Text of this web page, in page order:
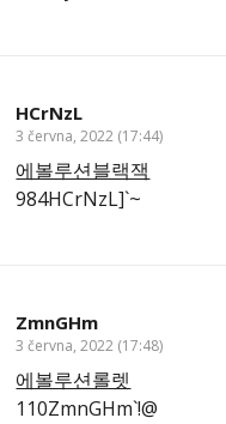
HCrNzL
3 června, 2022 (17:44)
에볼루션블랙잭
984HCrNzL]`~
ZmnGHm
3 června, 2022 (17:48)
에볼루션롤렛
110ZmnGHm`!@